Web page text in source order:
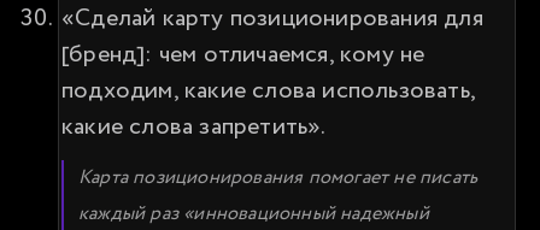
«Сделай карту позиционирования для
[бренд]: чем отличаемся, кому не
подходим, какие слова использовать,
какие слова запретить».
Карта позиционирования помогает не писать
каждый раз «инновационный надежный